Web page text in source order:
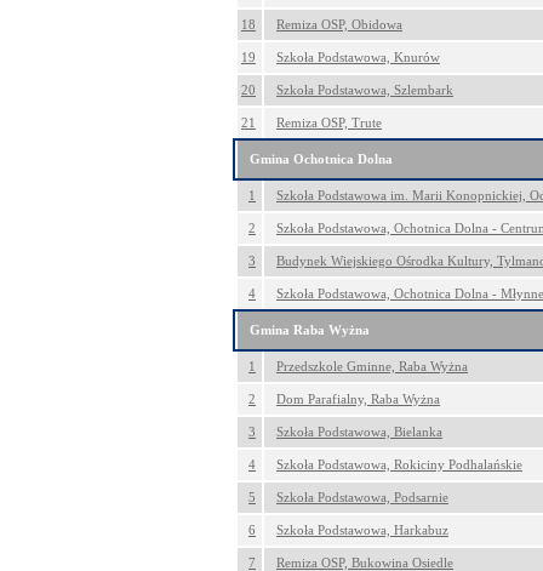
18 Remiza OSP, Obidowa
19 Szkoła Podstawowa, Knurów
20 Szkoła Podstawowa, Szlembark
21 Remiza OSP, Trute
Gmina Ochotnica Dolna
1 Szkoła Podstawowa im. Marii Konopnickiej,
2 Szkoła Podstawowa, Ochotnica Dolna -
3 Budynek Wiejskiego Ośrodka Kultury,
4 Szkoła Podstawowa, Ochotnica Dolna - Młynne
Gmina Raba Wyżna
1 Przedszkole Gminne, Raba Wyżna
2 Dom Parafialny, Raba Wyżna
3 Szkoła Podstawowa, Bielanka
4 Szkoła Podstawowa, Rokiciny Podhalańskie
5 Szkoła Podstawowa, Podsarnie
6 Szkoła Podstawowa, Harkabuz
7 Remiza OSP, Bukowina Osiedle